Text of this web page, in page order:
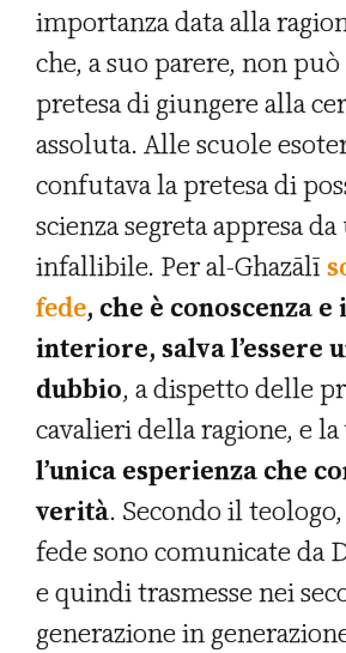
importanza data alla
che, a suo parere, non
pretesa di giungere alla
assoluta. Alle scuole
confutava la pretesa di
scienza segreta appresa
infallibile. Per al-Ghazālī
fede, che è conoscenza
interiore, salva l’essere
dubbio, a dispetto delle
cavalieri della ragione, e
l’unica esperienza che
verità. Secondo il
fede sono comunicate da
e quindi trasmesse nei
generazione in